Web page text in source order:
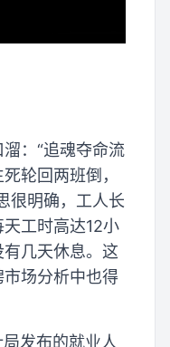
：“追魂夺命流
轮回两班倒，
很明确，工人长
工时高达12小
几天休息。这
场分析中也得
发布的就业人